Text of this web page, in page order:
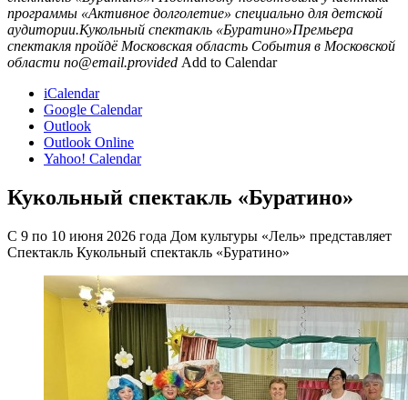
программы «Активное долголетие» специально для детской
аудитории.Кукольный спектакль «Буратино»Премьера
спектакля пройдё Московская область События в Московской
области no@email.provided Add to Calendar
iCalendar
Google Calendar
Outlook
Outlook Online
Yahoo! Calendar
Кукольный спектакль «Буратино»
С 9 по 10 июня 2026 года Дом культуры «Лель» представляет
Спектакль Кукольный спектакль «Буратино»